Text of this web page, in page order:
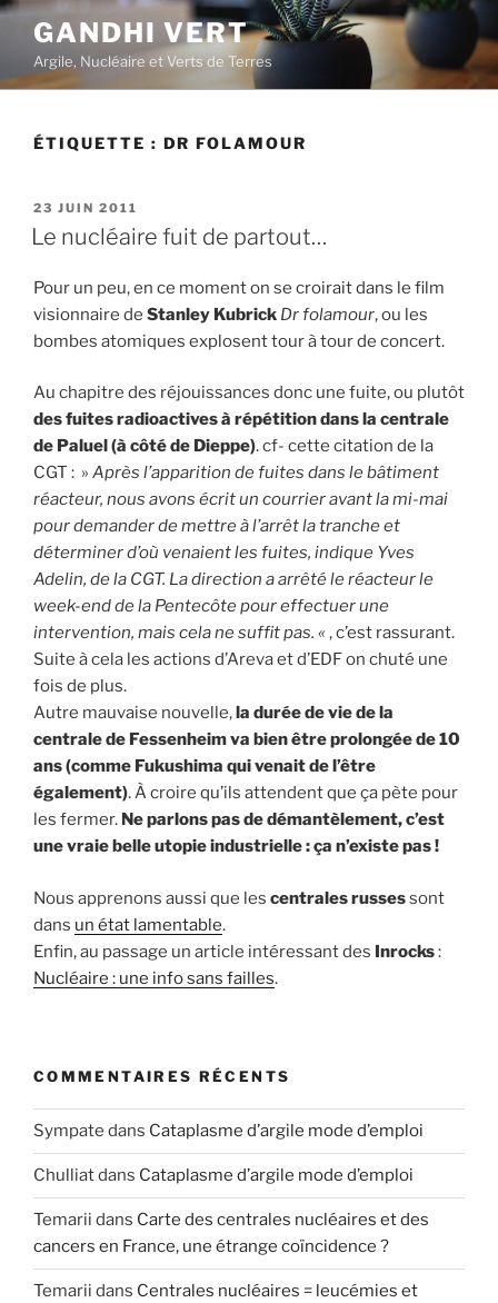
Aller
contenu
principal
GANDHI VERT
Argile, Nucléaire et Verts de Terres
ÉTIQUETTE : DR FOLAMOUR
PUBLIÉ
LE
23 JUIN 2011
Le nucléaire fuit de partout…
Pour un peu, en ce moment on se croirait dans le film
visionnaire de Stanley Kubrick Dr folamour, ou les
bombes atomiques explosent tour à tour de concert.
Au chapitre des réjouissances donc une fuite, ou plutôt
des fuites radioactives à répétition dans la centrale
de Paluel (à côté de Dieppe). cf- cette citation de la
CGT : » Après l’apparition de fuites dans le bâtiment
réacteur, nous avons écrit un courrier avant la mi-mai
pour demander de mettre à l’arrêt la tranche et
déterminer d’où venaient les fuites, indique Yves
Adelin, de la CGT. La direction a arrêté le réacteur le
week-end de la Pentecôte pour effectuer une
intervention, mais cela ne suffit pas. «, c’est rassurant.
Suite à cela les actions d’Areva et d’EDF on chuté une
fois de plus.
Autre mauvaise nouvelle,la durée de vie de la
centrale de Fessenheim va bien être prolongée de 10
ans (comme Fukushima qui venait de l’être
également). À croire qu’ils attendent que ça pète pour
les fermer. Ne parlons pas de démantèlement, c’est
une vraie belle utopie industrielle : ça n’existe pas !
Nous apprenons aussi que les centrales russessont
dans un état lamentable.
Enfin, au passage un article intéressant des Inrocks:
Nucléaire : une info sans failles.
COMMENTAIRES RÉCENTS
Sympate dans Cataplasme d’argile mode d’emploi
Chulliatdans Cataplasme d’argile mode d’emploi
Temarii dans Carte des centrales nucléaires et des
cancers en France, une étrange coïncidence ?
Temarii dans Centrales nucléaires = leucémies et